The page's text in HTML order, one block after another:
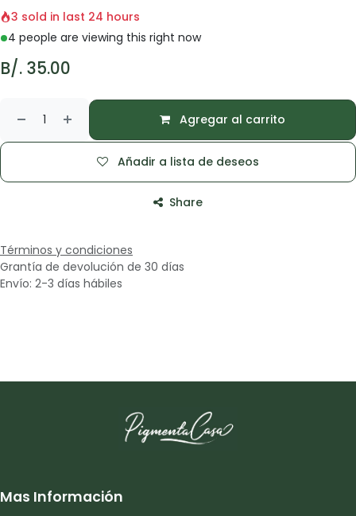
3 sold in last 24 hours
4 people are viewing this right now
B/. 35.00
Agregar al carrito
Añadir a lista de deseos
Share
Términos y condiciones
Grantía de devolución de 30 días
Envío: 2-3 días hábiles
Mas Información